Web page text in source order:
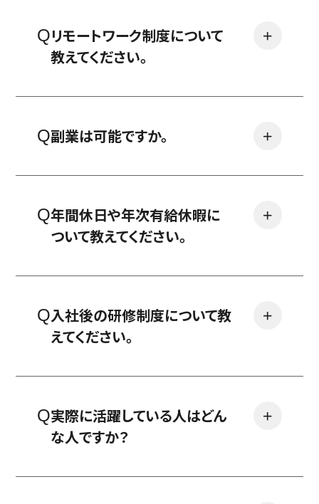
＋
リモートワーク制度について
教えてください。
＋
副業は可能ですか。
＋
年間休日や年次有給休暇に
ついて教えてください。
＋
入社後の研修制度について教
えてください。
＋
実際に活躍している人はどん
な人ですか？